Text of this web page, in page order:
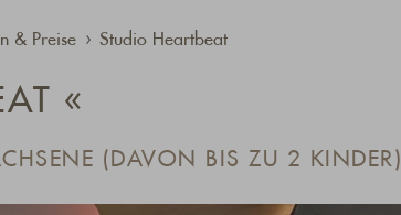
& Preise Studio Heartbeat
«
(DAVON BIS ZU 2 KINDER)